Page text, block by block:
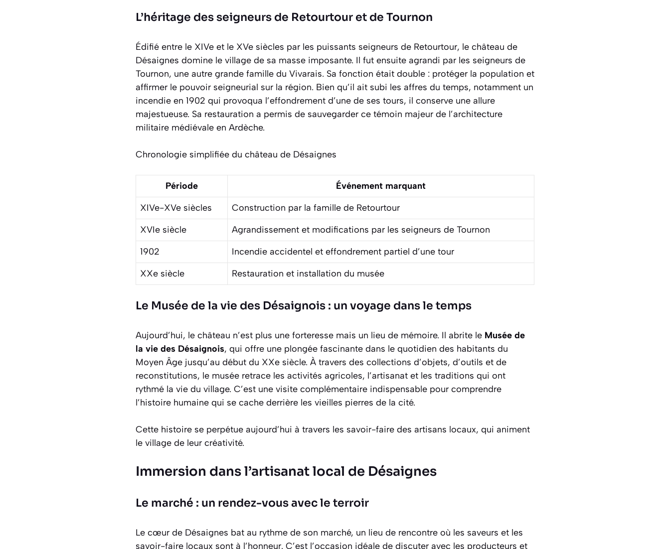
L’héritage des seigneurs de Retourtour et de Tournon
Édifié entre le XIVe et le XVe siècles par les puissants seigneurs de Retourtour, le château de
Désaignes domine le village de sa masse imposante. Il fut ensuite agrandi par les seigneurs de
Tournon, une autre grande famille du Vivarais. Sa fonction était double : protéger la population et
affirmer le pouvoir seigneurial sur la région. Bien qu’il ait subi les affres du temps, notamment un
incendie en 1902 qui provoqua l’effondrement d’une de ses tours, il conserve une allure
majestueuse. Sa restauration a permis de sauvegarder ce témoin majeur de l’architecture
militaire médiévale en Ardèche.
Chronologie simplifiée du château de Désaignes
Période
Événement marquant
XIVe-XVe siècles
Construction par la famille de Retourtour
XVIe siècle
Agrandissement et modifications par les seigneurs de Tournon
1902
Incendie accidentel et effondrement partiel d’une tour
XXe siècle
Restauration et installation du musée
Le Musée de la vie des Désaignois : un voyage dans le temps
Aujourd’hui, le château n’est plus une forteresse mais un lieu de mémoire. Il abrite le Musée de
la vie des Désaignois, qui offre une plongée fascinante dans le quotidien des habitants du
Moyen Âge jusqu’au début du XXe siècle. À travers des collections d’objets, d’outils et de
reconstitutions, le musée retrace les activités agricoles, l’artisanat et les traditions qui ont
rythmé la vie du village. C’est une visite complémentaire indispensable pour comprendre
l’histoire humaine qui se cache derrière les vieilles pierres de la cité.
Cette histoire se perpétue aujourd’hui à travers les savoir-faire des artisans locaux, qui animent
le village de leur créativité.
Immersion dans l’artisanat local de Désaignes
Le marché : un rendez-vous avec le terroir
Le cœur de Désaignes bat au rythme de son marché, un lieu de rencontre où les saveurs et les
savoir-faire locaux sont à l’honneur. C’est l’occasion idéale de discuter avec les producteurs et